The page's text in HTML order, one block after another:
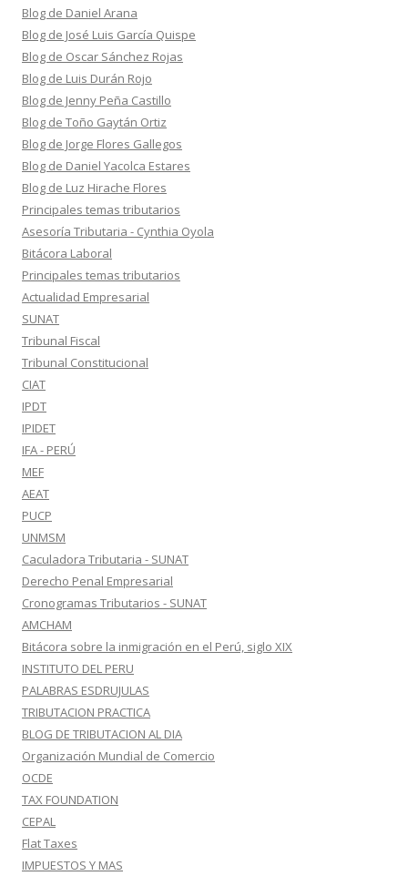
Blog de Daniel Arana
Blog de José Luis García Quispe
Blog de Oscar Sánchez Rojas
Blog de Luis Durán Rojo
Blog de Jenny Peña Castillo
Blog de Toño Gaytán Ortiz
Blog de Jorge Flores Gallegos
Blog de Daniel Yacolca Estares
Blog de Luz Hirache Flores
Principales temas tributarios
Asesoría Tributaria - Cynthia Oyola
Bitácora Laboral
Principales temas tributarios
Actualidad Empresarial
SUNAT
Tribunal Fiscal
Tribunal Constitucional
CIAT
IPDT
IPIDET
IFA - PERÚ
MEF
AEAT
PUCP
UNMSM
Caculadora Tributaria - SUNAT
Derecho Penal Empresarial
Cronogramas Tributarios - SUNAT
AMCHAM
Bitácora sobre la inmigración en el Perú, siglo XIX
INSTITUTO DEL PERU
PALABRAS ESDRUJULAS
TRIBUTACION PRACTICA
BLOG DE TRIBUTACION AL DIA
Organización Mundial de Comercio
OCDE
TAX FOUNDATION
CEPAL
Flat Taxes
IMPUESTOS Y MAS